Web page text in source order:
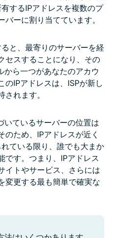
するIPアドレスを複数のプ
ーに割り当てています。
と、最寄りのサーバーを経
セスすることになり、その
から一つがあなたのアカウ
のIPアドレスは、ISPが新し
れます。
いているサーバーの位置は
ため、IPアドレスが近く
ている限り、誰でも大まか
です。つまり、IPアドレス
イトやサービス、さらには
変更する最も簡単で確実な